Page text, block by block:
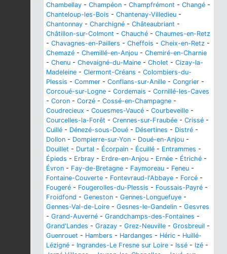
Chambellay - Champéon - Champfrémont - Changé -
Chanteloup-les-Bois - Chantenay-Villedieu -
Chantonnay - Charchigné - Châteaubriant -
Châtillon-sur-Colmont - Chauché - Chaumes-en-Retz
- Chavagnes-en-Paillers - Cheffois - Cheix-en-Retz -
Chemazé - Chemillé-en-Anjou - Chemiré-en-Charnie
- Chenu - Chevaigné-du-Maine - Cholet - Cizay-la-
Madeleine - Clermont-Créans - Colombiers-du-
Plessis - Commer - Conflans-sur-Anille - Congrier -
Corcoué-sur-Logne - Cordemais - Cornillé-les-Caves
- Coron - Corzé - Cossé-en-Champagne -
Coudrecieux - Couesmes-Vaucé - Courbeveille -
Courcelles-la-Forêt - Crennes-sur-Fraubée - Crissé -
Cuillé - Dénezé-sous-Doué - Désertines - Distré -
Dollon - Dompierre-sur-Yon - Doué-en-Anjou -
Douillet - Durtal - Écorpain - Écuillé - Entrammes -
Épieds - Erbray - Erdre-en-Anjou - Ernée - Étriché -
Évron - Fay-de-Bretagne - Faymoreau - Feneu -
Fontaine-Couverte - Fontevraud-l'Abbaye - Forcé -
Fougeré - Fougerolles-du-Plessis - Foussais-Payré -
Froidfond - Geneston - Gennes-Longuefuye -
Gennes-Val-de-Loire - Gesnes-le-Gandelin - Gesvres
- Grand-Auverné - Grandchamps-des-Fontaines -
Grand'Landes - Grazay - Grez-Neuville - Grosbreuil -
Guenrouet - Hambers - Hardanges - Héric - Huillé-
Lézigné - Ingrandes-Le Fresne sur Loire - Issé - Izé -